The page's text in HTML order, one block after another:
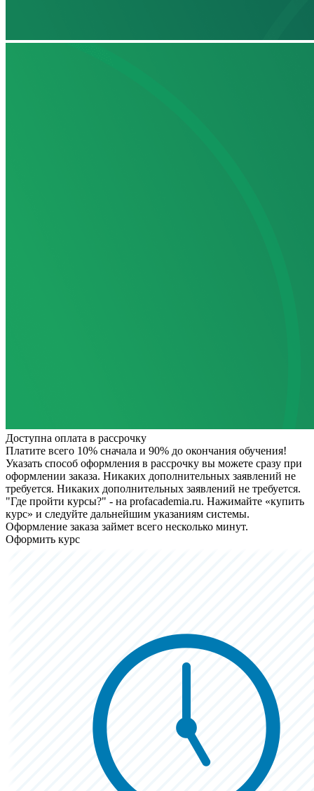
Доступна оплата в рассрочку
Платите всего 10% сначала и 90% до окончания обучения!
Указать способ оформления в рассрочку вы можете сразу при
оформлении заказа. Никаких дополнительных заявлений не
требуется. Никаких дополнительных заявлений не требуется.
"Где пройти курсы?" - на profacademia.ru. Нажимайте «купить
курс» и следуйте дальнейшим указаниям системы.
Оформление заказа займет всего несколько минут.
Оформить курс